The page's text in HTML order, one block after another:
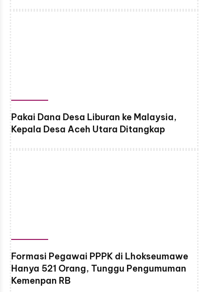
Pakai Dana Desa Liburan ke Malaysia,
Kepala Desa Aceh Utara Ditangkap
Formasi Pegawai PPPK di Lhokseumawe
Hanya 521 Orang, Tunggu Pengumuman
Kemenpan RB